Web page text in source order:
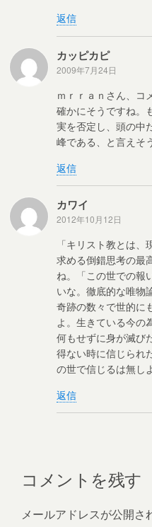
返信
カッピカピ
2009年7月24日
ｍｒｒａｎさん、コ
確かにそうですね。
実を否定し、頭の中
峰である、と言えそ
返信
カワイ
2012年10月12日
「キリスト教とは
求める倒錯思考の最
ね。「この世での報
いな。徹底的な唯物
奇跡の数々で世的に
よ。生きている今の
何もせずに身が滅び
得ない時に信じられ
の世で信じるは無し
返信
コメントを残す
メールアドレスが公開さ